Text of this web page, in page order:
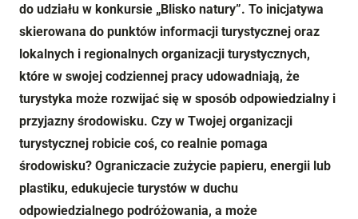
do udziału w konkursie „Blisko natury”. To inicjatywa
skierowana do punktów informacji turystycznej oraz
lokalnych i regionalnych organizacji turystycznych,
które w swojej codziennej pracy udowadniają, że
turystyka może rozwijać się w sposób odpowiedzialny i
przyjazny środowisku. Czy w Twojej organizacji
turystycznej robicie coś, co realnie pomaga
środowisku? Ograniczacie zużycie papieru, energii lub
plastiku, edukujecie turystów w duchu
odpowiedzialnego podróżowania, a może